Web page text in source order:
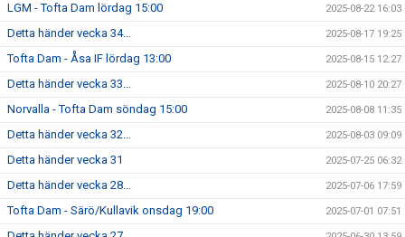
LGM - Tofta Dam lördag 15:00 2025-08-22 16:03
Detta händer vecka 34... 2025-08-17 19:25
Tofta Dam - Åsa IF lördag 13:00 2025-08-15 12:27
Detta händer vecka 33... 2025-08-10 20:27
Norvalla - Tofta Dam söndag 15:00 2025-08-08 11:35
Detta händer vecka 32... 2025-08-03 09:09
Detta händer vecka 31 2025-07-25 06:32
Detta händer vecka 28... 2025-07-06 17:59
Tofta Dam - Särö/Kullavik onsdag 19:00 2025-07-01 07:51